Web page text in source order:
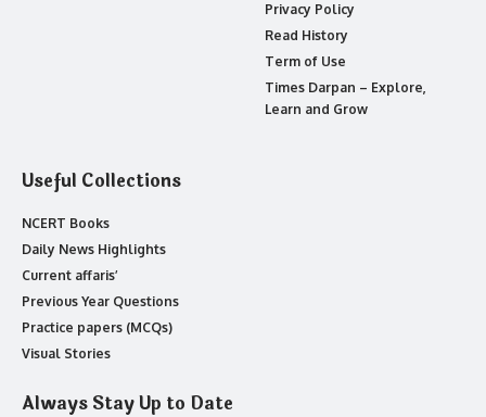
Privacy Policy
Read History
Term of Use
Times Darpan – Explore,
Learn and Grow
Useful Collections
NCERT Books
Daily News Highlights
Current affaris’
Previous Year Questions
Practice papers (MCQs)
Visual Stories
Always Stay Up to Date